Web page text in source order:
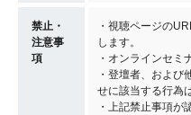
禁止・
注意事
項
・視聴ページの
します。
・オンラインセミ
・登壇者、および
せに該当する行為
・上記禁止事項が